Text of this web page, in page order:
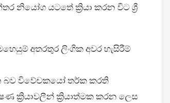
නියෝග යටතේ ක්‍රියා කරන විට ශ්‍රී
අතරතුර ලිංගික අවර හැසිරීම්
බව විවේචකයෝ තර්ක කරති
ක්‍රියාවලීන් ක්‍රියාත්මක කරන ලෙස